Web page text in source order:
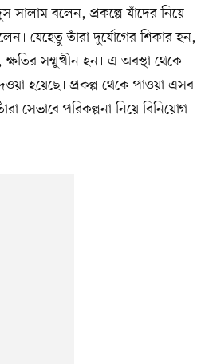
সালাম বলেন, প্রকল্পে যাঁদের নিয়ে
যেহেতু তাঁরা দুর্যোগের শিকার হন,
সম্মুখীন হন। এ অবস্থা থেকে
হয়েছে। প্রকল্প থেকে পাওয়া এসব
সেভাবে পরিকল্পনা নিয়ে বিনিয়োগ